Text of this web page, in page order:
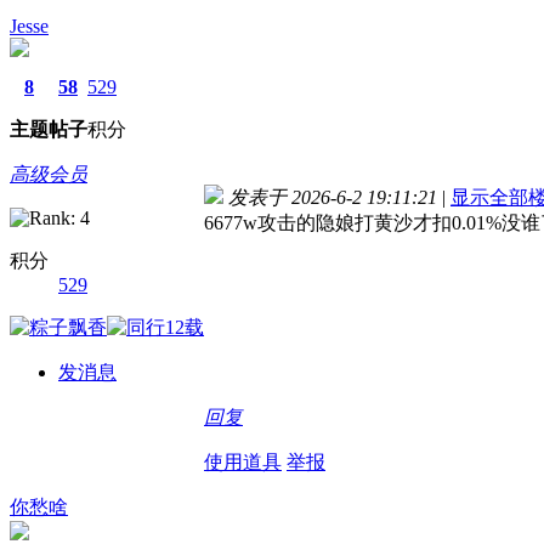
Jesse
8
主题
58
帖子
529
积分
高级会员
积分
529
发消息
发表于 2026-6-2 19:11:21 | 显示全部
6677w攻击的隐娘打黄沙才扣0.01%没
回复
使用道具 举报
你愁啥